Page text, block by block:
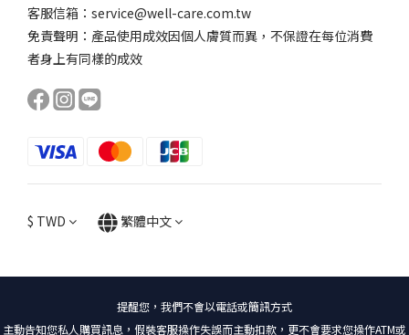
客服信箱：service@well-care.com.tw
免責聲明：產品使用成效因個人膚質而異，不保證在每位消費
者身上有同樣的成效
$ TWD 繁體中文
提醒您，我們不會以電話或簡訊方式
主動告知您私人購買訊息，假裝客服操作失誤而主動扣款，更不會要求您操作ATM或